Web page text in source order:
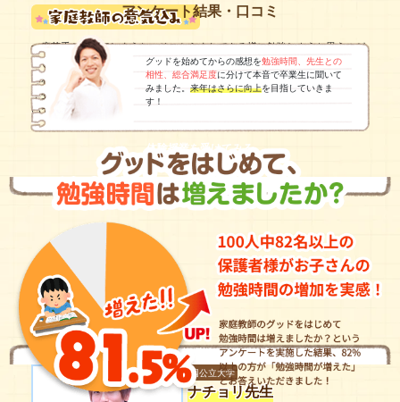
一度苦手ができてしまうと、そこからまたできる様に勉強しようと思うのが
難しいと思います。「分かる」「できるようになった」というときの感じて
味わう機会が少しでも増やせたらいいなと思います。私自身の高校受験・大
学受験を通して得たものを活かして、生徒さんとしっかり向き合っていきた
いです。一緒に勉強を頑張っていきましょう。よろしくお願いします。
体験授業を受けてみる
国公立大学
ナチョリ先生
アンケート結果・口コミ
グッドを始めてからの感想を勉強時間、先生との
相性、総合満足度に分けて本音で卒業生に聞いて
みました。来年はさらに向上を目指していきま
す！